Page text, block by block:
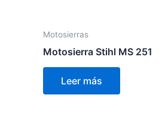
Motosierras
Motosierra Stihl MS 251
Leer más